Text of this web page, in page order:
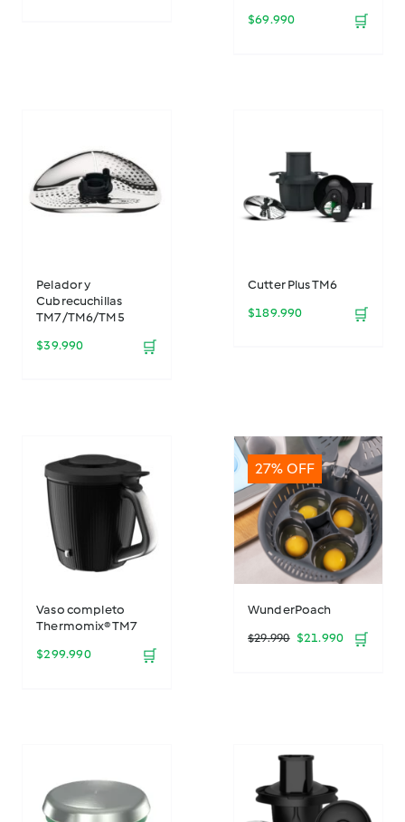
$69.990 🛒
Pelador y
Cubrecuchillas
TM7/TM6/TM5
$39.990 🛒
Cutter Plus TM6
$189.990 🛒
Vaso completo
Thermomix® TM7
$299.990 🛒
27% OFF
WunderPoach
$29.990 El
$29.990.
$21.990El 🛒